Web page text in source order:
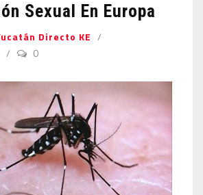
Sexual En Europa
Directo KE
0